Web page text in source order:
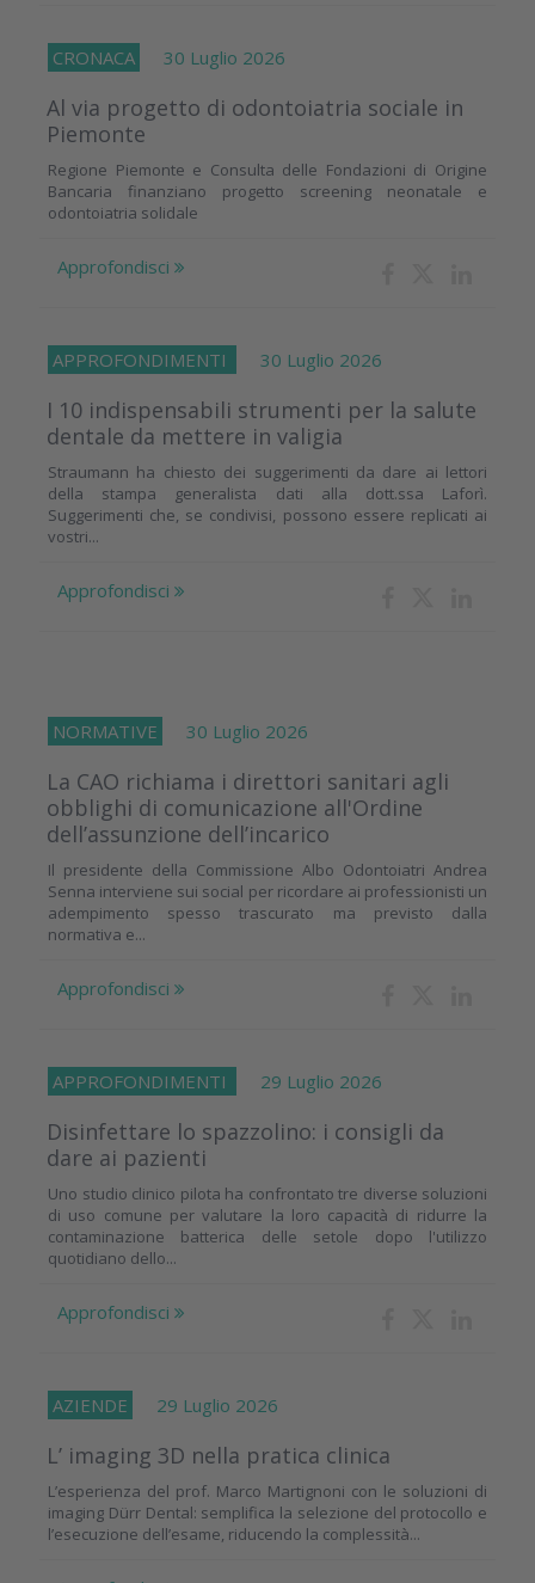
CRONACA 30 Luglio 2026
Al via progetto di odontoiatria sociale in
Piemonte
Regione Piemonte e Consulta delle Fondazioni di Origine
Bancaria finanziano progetto screening neonatale e
odontoiatria solidale
Approfondisci
APPROFONDIMENTI 30 Luglio 2026
I 10 indispensabili strumenti per la salute
dentale da mettere in valigia
Straumann ha chiesto dei suggerimenti da dare ai lettori
della stampa generalista dati alla dott.ssa Laforì.
Suggerimenti che, se condivisi, possono essere replicati ai
vostri...
Approfondisci
NORMATIVE 30 Luglio 2026
La CAO richiama i direttori sanitari agli
obblighi di comunicazione all'Ordine
dell’assunzione dell’incarico
Il presidente della Commissione Albo Odontoiatri Andrea
Senna interviene sui social per ricordare ai professionisti un
adempimento spesso trascurato ma previsto dalla
normativa e...
Approfondisci
APPROFONDIMENTI 29 Luglio 2026
Disinfettare lo spazzolino: i consigli da
dare ai pazienti
Uno studio clinico pilota ha confrontato tre diverse soluzioni
di uso comune per valutare la loro capacità di ridurre la
contaminazione batterica delle setole dopo l'utilizzo
quotidiano dello...
Approfondisci
AZIENDE 29 Luglio 2026
L’ imaging 3D nella pratica clinica
L’esperienza del prof. Marco Martignoni con le soluzioni di
imaging Dürr Dental: semplifica la selezione del protocollo e
l’esecuzione dell’esame, riducendo la complessità...